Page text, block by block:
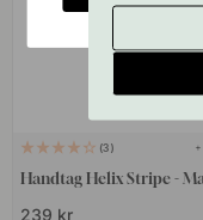
3
Handtag Helix Stripe -
239 kr